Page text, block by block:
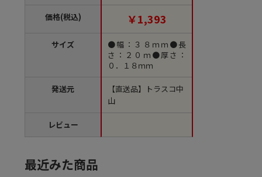
価格(税込)
サイズ
発送元
レビュー
巻）【直送品】
￥1,393
●幅：３８ｍｍ●長
さ：２０ｍ●厚さ：
０．１８ｍｍ
【直送品】トラスコ中
山
最近みた商品